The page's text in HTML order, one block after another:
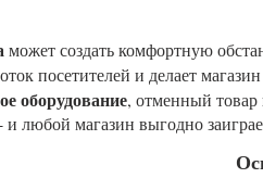
может создать комфортную
посетителей и делает
оборудование, отменный товар
и любой магазин выгодно